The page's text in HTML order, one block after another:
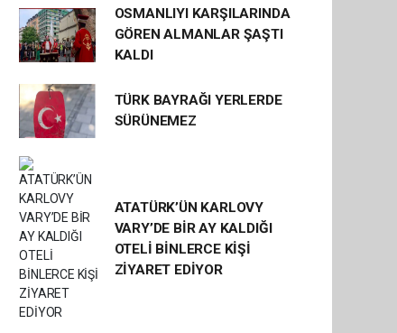
OSMANLIYI KARŞILARINDA
GÖREN ALMANLAR ŞAŞTI
KALDI
TÜRK BAYRAĞI YERLERDE
SÜRÜNEMEZ
ATATÜRK’ÜN KARLOVY
VARY’DE BİR AY KALDIĞI
OTELİ BİNLERCE KİŞİ
ZİYARET EDİYOR